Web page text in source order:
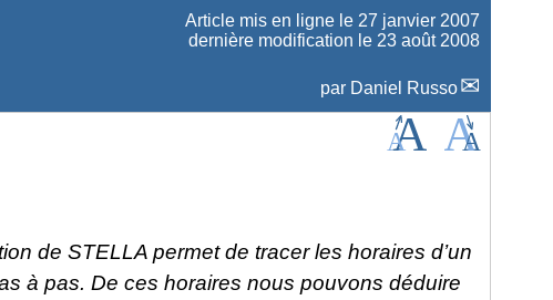
Article mis en ligne le 27 janvier 2007
dernière modification le 23 août 2008
par Daniel Russo
de STELLA permet de tracer les horaires d’un
à pas. De ces horaires nous pouvons déduire